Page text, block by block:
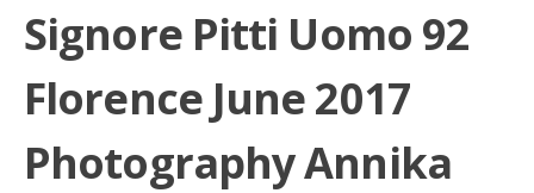
Signore Pitti Uomo 92
Florence June 2017
Photography Annika